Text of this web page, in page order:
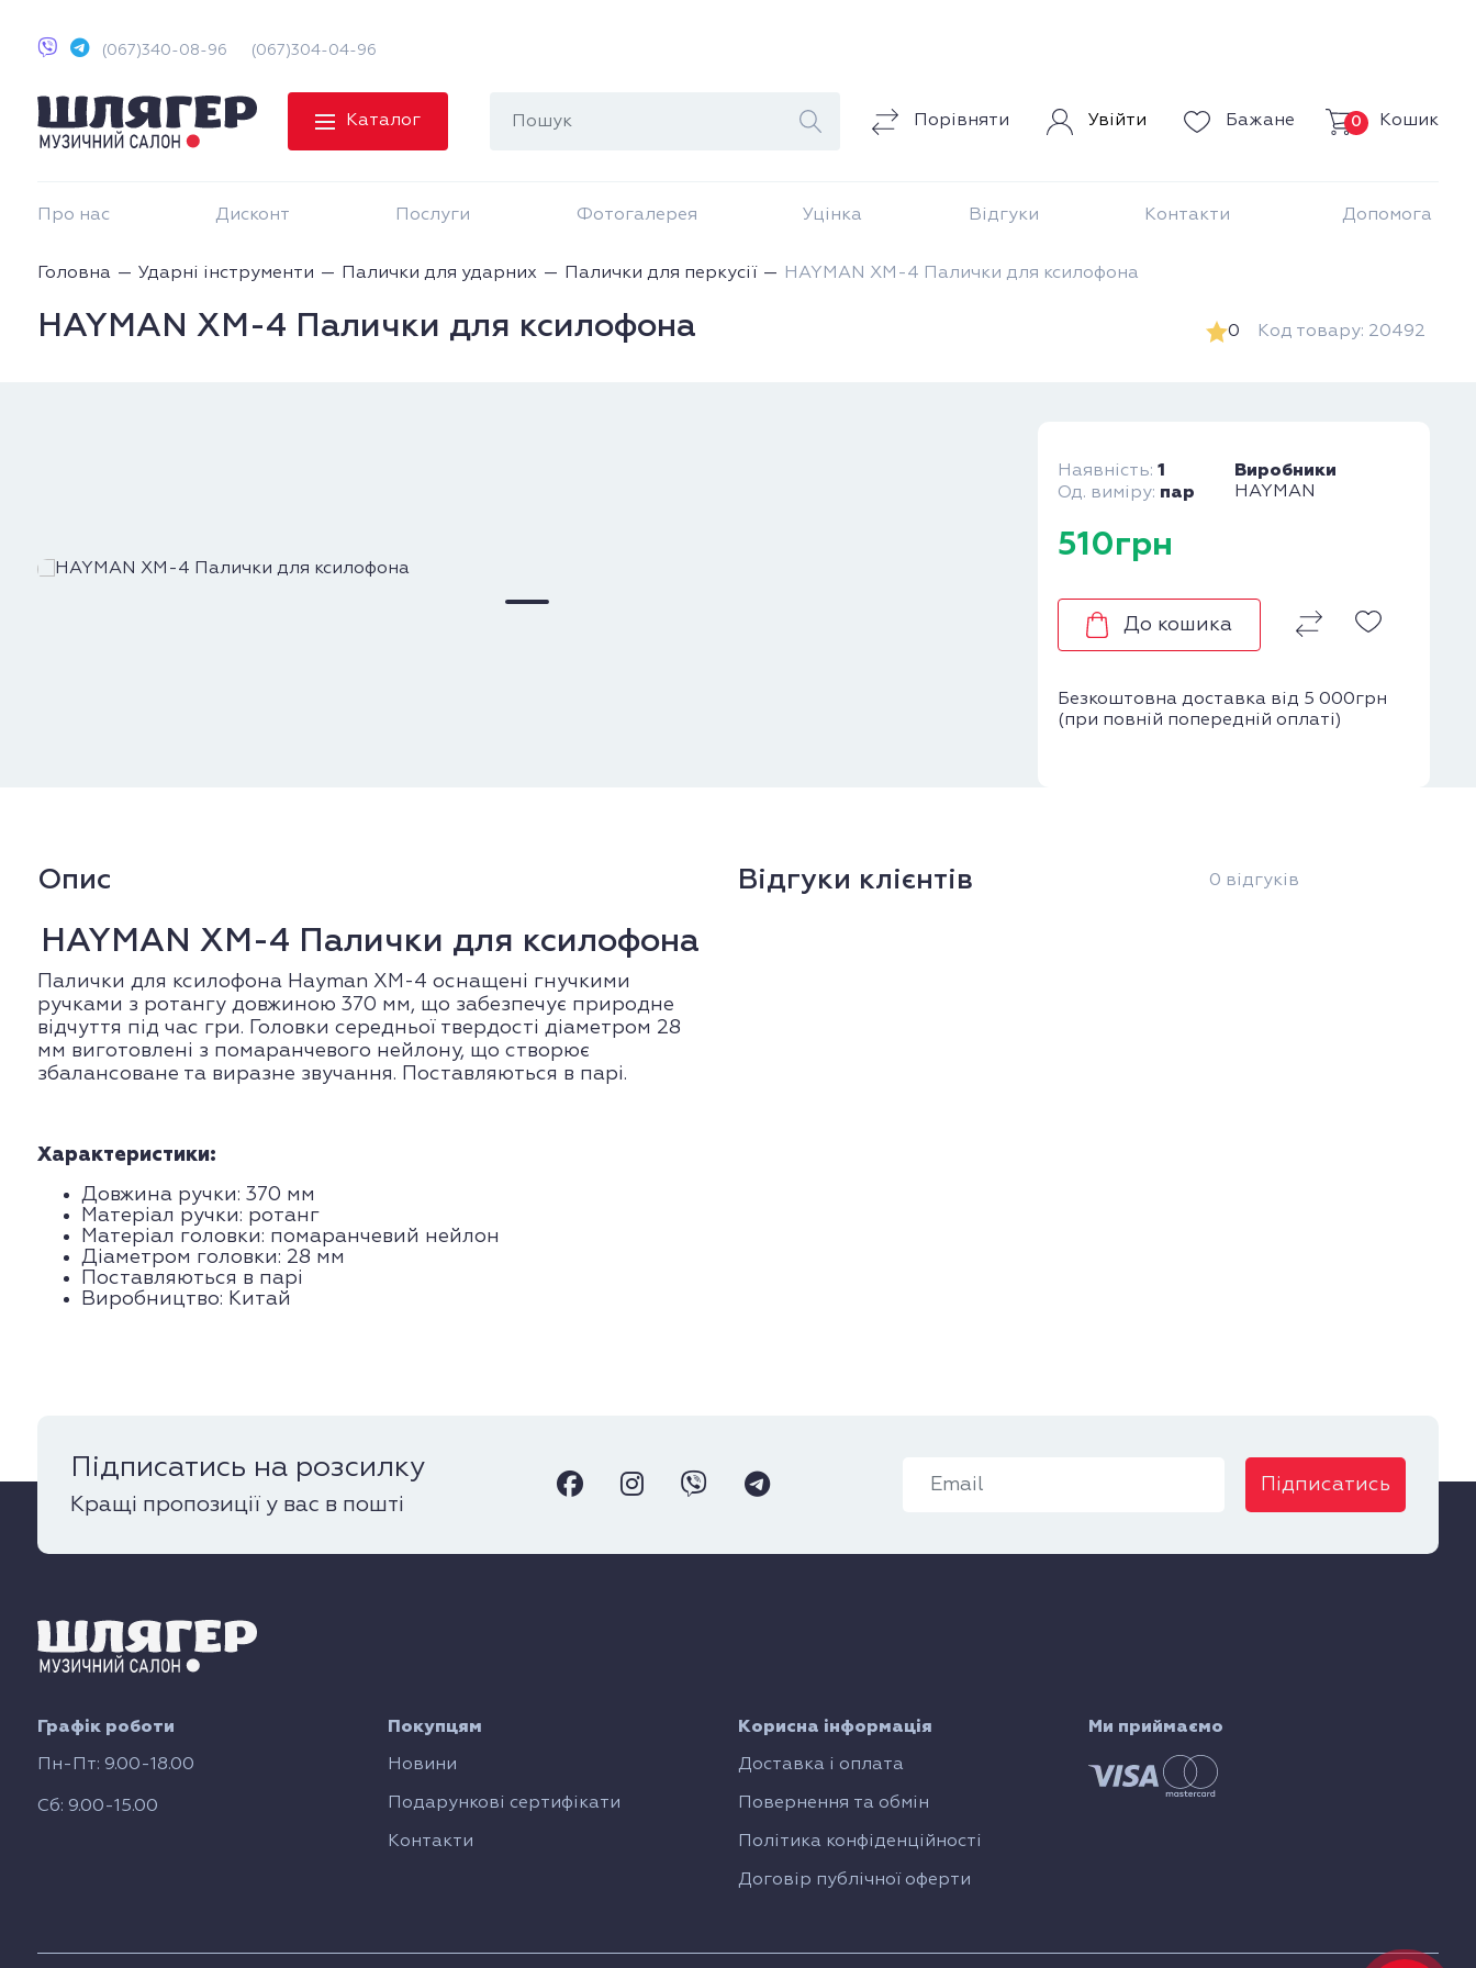
(067)340-08-96 (067)304-04-96
Каталог Порівняти Увійти Бажане Кошик
0
Про нас Дисконт Послуги Фотогалерея Уцінка Відгуки Контакти Допомога
Головна Ударні інструменти Палички для ударних Палички для перкусії HAYMAN XM-4 Палички для ксилофона
HAYMAN XM-4 Палички для ксилофона 0 Код товару: 20492
Наявність: 1
Од. виміру: пар
Виробники
HAYMAN
510грн
До кошика
Безкоштовна доставка від 5 000грн
(при повній попередній оплаті)
Опис
HAYMAN XM-4 Палички для ксилофона
Палички для ксилофона Hayman XM-4 оснащені гнучкими
ручками з ротангу довжиною 370 мм, що забезпечує природне
відчуття під час гри. Головки середньої твердості діаметром 28
мм виготовлені з помаранчевого нейлону, що створює
збалансоване та виразне звучання. Поставляються в парі.
Характеристики:
Довжина ручки: 370 мм
Матеріал ручки: ротанг
Матеріал головки: помаранчевий нейлон
Діаметром головки: 28 мм
Поставляються в парі
Виробництво: Китай
Відгуки клієнтів 0 відгуків
Підписатись на розсилку
Кращі пропозиції у вас в пошті
Підписатись
Графік роботи
Пн-Пт: 9.00-18.00
Сб: 9.00-15.00
Покупцям
Новини
Подарункові сертифікати
Контакти
Корисна інформація
Доставка і оплата
Повернення та обмін
Політика конфіденційності
Договір публічної оферти
Ми приймаємо